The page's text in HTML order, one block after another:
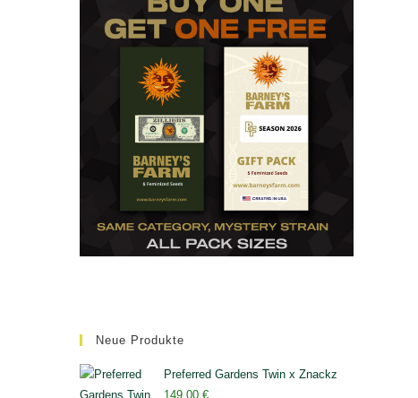
Neue Produkte
Preferred Gardens Twin x Znackz
149,00 €